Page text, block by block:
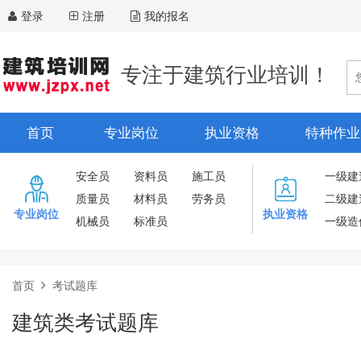
登录 注册 我的报名
专注于建筑行业培训！
首页 专业岗位 执业资格 特种作业
专业岗位
安全员 资料员
施工员
质量员
材料员
劳务员
机械员
标准员
执业资格
一级
二级
一级
首页 考试题库
建筑类考试题库